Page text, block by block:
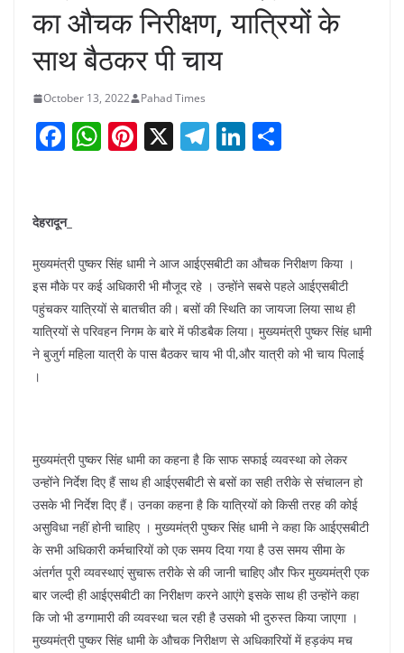
का औचक निरीक्षण, यात्रियों के
साथ बैठकर पी चाय
October 13, 2022 Pahad Times
F
e
b
o
o
k
W
A
p
p
Pi
st
X T
a
m
Li
dI
n
देहरादून_
मुख्यमंत्री पुष्कर सिंह धामी ने आज आईएसबीटी का औचक निरीक्षण किया ।
इस मौके पर कई अधिकारी भी मौजूद रहे । उन्होंने सबसे पहले आईएसबीटी
पहुंचकर यात्रियों से बातचीत की। बसों की स्थिति का जायजा लिया साथ ही
यात्रियों से परिवहन निगम के बारे में फीडबैक लिया। मुख्यमंत्री पुष्कर सिंह धामी
ने बुजुर्ग महिला यात्री के पास बैठकर चाय भी पी,और यात्री को भी चाय पिलाई
।
मुख्यमंत्री पुष्कर सिंह धामी का कहना है कि साफ सफाई व्यवस्था को लेकर
उन्होंने निर्देश दिए हैं साथ ही आईएसबीटी से बसों का सही तरीके से संचालन हो
उसके भी निर्देश दिए हैं। उनका कहना है कि यात्रियों को किसी तरह की कोई
असुविधा नहीं होनी चाहिए । मुख्यमंत्री पुष्कर सिंह धामी ने कहा कि आईएसबीटी
के सभी अधिकारी कर्मचारियों को एक समय दिया गया है उस समय सीमा के
अंतर्गत पूरी व्यवस्थाएं सुचारू तरीके से की जानी चाहिए और फिर मुख्यमंत्री एक
बार जल्दी ही आईएसबीटी का निरीक्षण करने आएंगे इसके साथ ही उन्होंने कहा
कि जो भी डग्गामारी की व्यवस्था चल रही है उसको भी दुरुस्त किया जाएगा ।
मुख्यमंत्री पुष्कर सिंह धामी के औचक निरीक्षण से अधिकारियों में हड़कंप मच